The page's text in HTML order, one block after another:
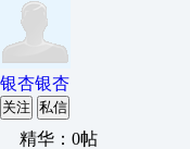
银杏银杏
关注 私信
精华：0帖